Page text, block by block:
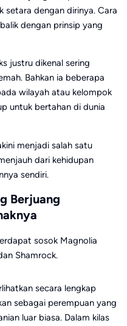
setara dengan dirinya. Cara
dengan prinsip yang
justru dikenal sering
Bahkan ia beberapa
wilayah atau kelompok
untuk bertahan di dunia
menjadi salah satu
dari kehidupan
sendiri.
Berjuang
sosok Magnolia
Shamrock.
secara lengkap
sebagai perempuan yang
luar biasa. Dalam kilas